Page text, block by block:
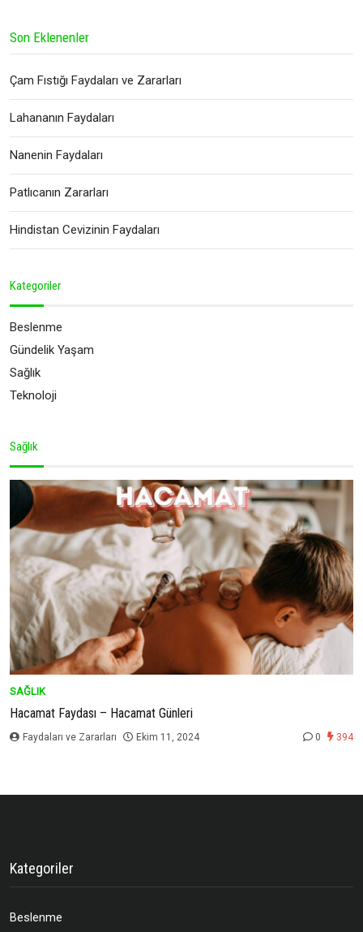
Son Eklenenler
Çam Fıstığı Faydaları ve Zararları
Lahananın Faydaları
Nanenin Faydaları
Patlıcanın Zararları
Hindistan Cevizinin Faydaları
Kategoriler
Beslenme
Gündelik Yaşam
Sağlık
Teknoloji
Sağlık
SAĞLIK
Hacamat Faydası – Hacamat Günleri
Faydaları ve Zararları Ekim 11, 2024 0 394
Kategoriler
Beslenme